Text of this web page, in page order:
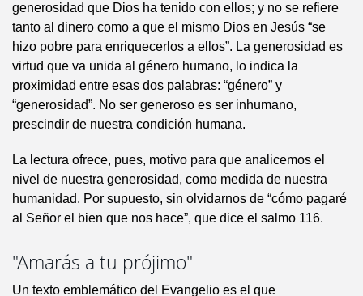
generosidad que Dios ha tenido con ellos; y no se refiere
tanto al dinero como a que el mismo Dios en Jesús “se
hizo pobre para enriquecerlos a ellos”. La generosidad es
virtud que va unida al género humano, lo indica la
proximidad entre esas dos palabras: “género” y
“generosidad”. No ser generoso es ser inhumano,
prescindir de nuestra condición humana.
La lectura ofrece, pues, motivo para que analicemos el
nivel de nuestra generosidad, como medida de nuestra
humanidad. Por supuesto, sin olvidarnos de “cómo pagaré
al Señor el bien que nos hace”, que dice el salmo 116.
"Amarás a tu prójimo"
Un texto emblemático del Evangelio es el que